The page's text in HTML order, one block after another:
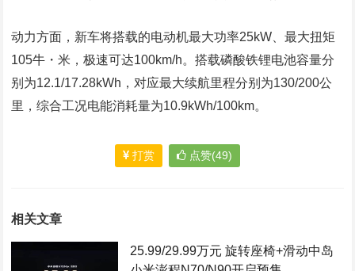
动力方面，新车将搭载的电动机最大功率25kW、最大扭矩
105牛・米，极速可达100km/h。搭载磷酸铁锂电池容量分
别为12.1/17.28kWh，对应最大续航里程分别为130/200公
里，综合工况电能消耗量为10.9kWh/100km。
打赏 点赞(49)
相关文章
25.99/29.99万元 旋转座椅+滑动中岛